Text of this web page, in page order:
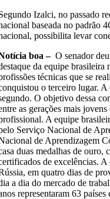
Izalci, no passado
baseada no padrão
possibilita levar
boa –O senador
da equipe
técnicas que se
o terceiro lugar.
O objetivo dessa
as gerações mais
A equipe
Serviço Nacional de
de Aprendizagem
duas medalhas de ouro,
de excelências.
em quatro dias de
a dia do mercado de
representaram 63 países